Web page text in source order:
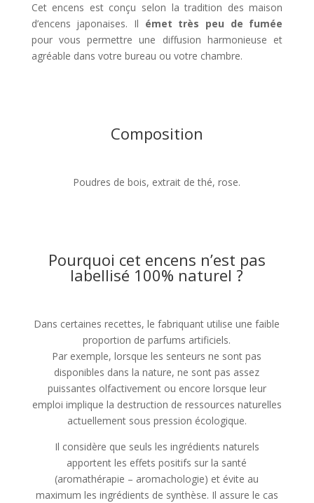
Cet encens est conçu selon la tradition des maison
d’encens japonaises. Il émet très peu de fumée
pour vous permettre une diffusion harmonieuse et
agréable dans votre bureau ou votre chambre.
Composition
Poudres de bois, extrait de thé, rose.
Pourquoi cet encens n’est pas
labellisé 100% naturel ?
Dans certaines recettes, le fabriquant utilise une faible
proportion de parfums artificiels.
Par exemple, lorsque les senteurs ne sont pas
disponibles dans la nature, ne sont pas assez
puissantes olfactivement ou encore lorsque leur
emploi implique la destruction de ressources naturelles
actuellement sous pression écologique.
Il considère que seuls les ingrédients naturels
apportent les effets positifs sur la santé
(aromathérapie – aromachologie) et évite au
maximum les ingrédients de synthèse. Il assure le cas